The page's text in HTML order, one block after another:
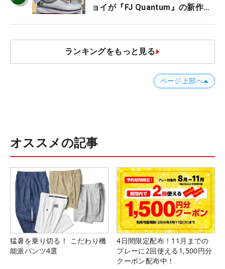
ョイが『FJ Quantum』の新作を
ランキングをもっと見る
ページ上部へ
オススメの記事
猛暑を乗り切る！ こだわり機
能派パンツ4選
4日間限定配布！11月までの
プレーに2回使える1,500円分
クーポン配布中！